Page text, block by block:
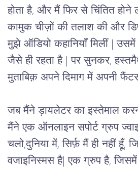
होता है, और मैं फिर से चिंतित
कामुक चीज़ों की तलाश की और
मुझे ऑडियो कहानियाँ मिलीं | उसमें
जैसे ही रहता है | पर सुनकर,
मुताबिक़ अपने दिमाग में अपनी
जब मैंने ड़ायलेटर का इस्तेमाल
मैंने एक ऑनलाइन सपोर्ट ग्रुप
चलो,दुनिया में, सिर्फ़ मैं ही नहीं हूँ,
वजाइनिस्मस है| एक ग्रुप है,